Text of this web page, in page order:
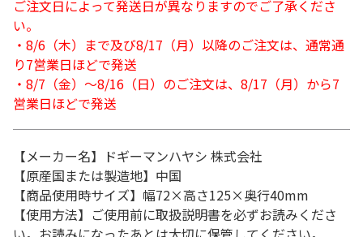
ご注文日によって発送日が異なりますのでご了承くださ
い。
・8/6（木）まで及び8/17（月）以降のご注文は、通常通
り7営業日ほどで発送
・8/7（金）～8/16（日）のご注文は、8/17（月）から7
営業日ほどで発送
【メーカー名】ドギーマンハヤシ 株式会社
【原産国または製造地】中国
【商品使用時サイズ】幅72×高さ125×奥行40mm
【使用方法】ご使用前に取扱説明書を必ずお読みくださ